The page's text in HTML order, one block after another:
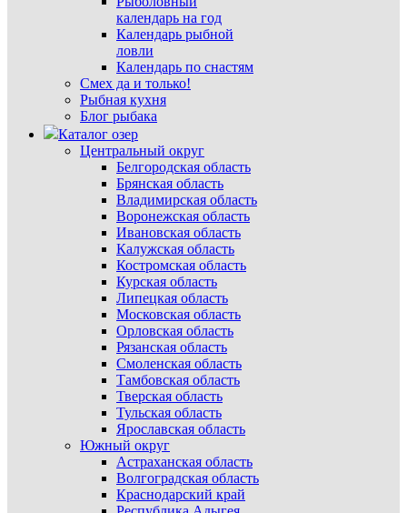
календарь на год
Календарь рыбной
ловли
Календарь по снастям
Смех да и только!
Рыбная кухня
Блог рыбака
Каталог озер
Центральный округ
Белгородская область
Брянская область
Владимирская область
Воронежская область
Ивановская область
Калужская область
Костромская область
Курская область
Липецкая область
Московская область
Орловская область
Рязанская область
Смоленская область
Тамбовская область
Тверская область
Тульская область
Ярославская область
Южный округ
Астраханская область
Волгоградская область
Краснодарский край